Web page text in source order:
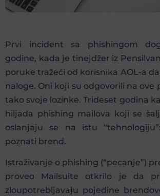
Prvi incident sa phishingom
godine, kada je tinejdžer iz
poruke tražeći od korisnika AOL-a
naloge. Oni koji su odgovorili na ove
tako svoje lozinke. Trideset godina
hiljada phishing mailova koji se
oslanjaju se na istu
poznati brend.
Istraživanje o phishing (“pecanje”)
proveo Mailsuite otkrilo je da
zloupotrebljavaju pojedine